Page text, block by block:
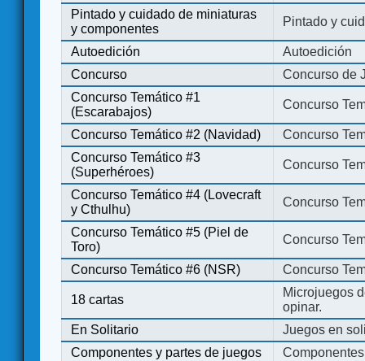
Pintado y cuidado de miniaturas
y componentes
Pintado y
Autoedición
Autoedición
Concurso
Concurso de
Concurso Temático #1
(Escarabajos)
Concurso
Concurso Temático #2 (Navidad)
Concurso
Concurso Temático #3
(Superhéroes)
Concurso
Concurso Temático #4 (Lovecraft
y Cthulhu)
Concurso
Concurso Temático #5 (Piel de
Toro)
Concurso
Concurso Temático #6 (NSR) Concurso
18 cartas
Microjuegos
opinar.
En Solitario
Juegos en
Componentes y partes de juegos